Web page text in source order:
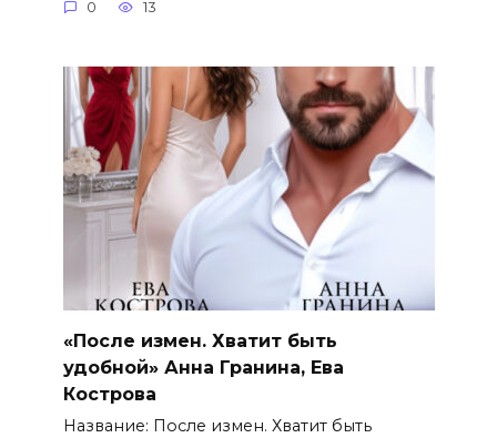
0 13
«После измен. Хватит быть
удобной» Анна Гранина, Ева
Кострова
Название: После измен. Хватит быть